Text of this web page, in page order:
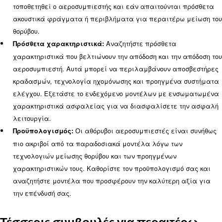
Μάθετε περισσότερα από τους ειδικούς μας!
Τι πρέπει να λάβω υπόψη μου
επιλογή ενός αθόρυβου
αεροσυμπιεστή
Κατά την επιλογή ενός αθόρυβου
να ληφθούν υπόψη διάφοροι παράγοντες για να
διασφαλιστεί ότι επιλέγετε το σωστό μοντέλο
ανάγκες σας: